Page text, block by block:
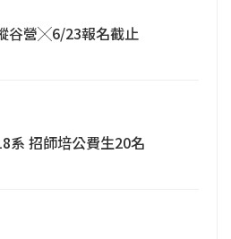
谷營╳6/23報名截止
系 招師培公費生20名